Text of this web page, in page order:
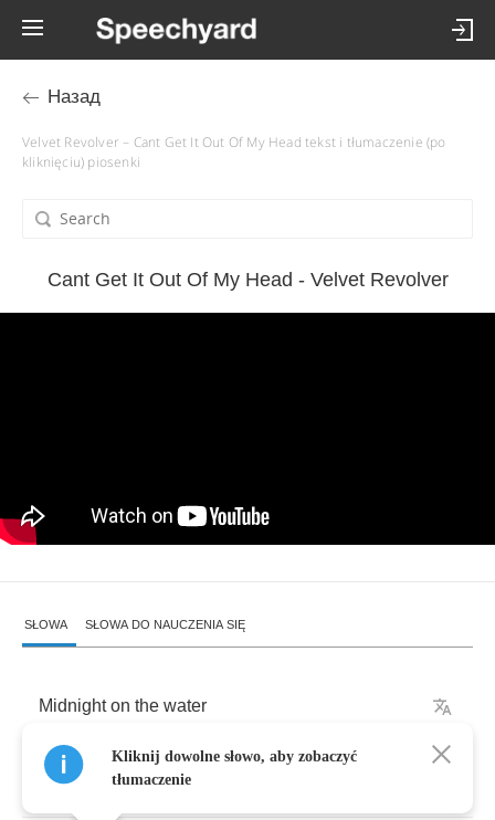
Назад
Velvet Revolver – Cant Get It Out Of My Head tekst i tłumaczenie (po
kliknięciu) piosenki
Cant Get It Out Of My Head - Velvet Revolver
SŁOWA SŁOWA DO NAUCZENIA SIĘ
Midnight on the water
saw ocean's daughter
Kliknij dowolne słowo, aby zobaczyć
tłumaczenie